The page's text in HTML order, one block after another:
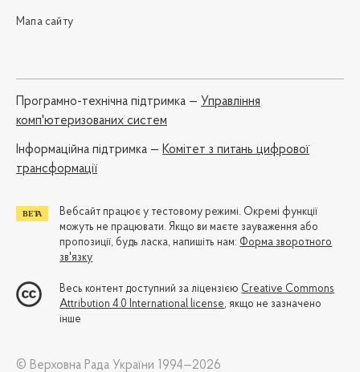
Мапа сайту
Програмно-технічна підтримка — Управління
комп'ютеризованих систем
Iнформаційна підтримка — Комітет з питань цифрової
трансформації
Вебсайт працює у тестовому режимі. Окремі функції
можуть не працювати. Якщо ви маєте зауваження або
пропозиції, будь ласка, напишіть нам: Форма зворотного
зв'язку
Весь контент доступний за ліцензією Creative Commons
Attribution 4.0 International license, якщо не зазначено
інше
© Верховна Рада України 1994—2026